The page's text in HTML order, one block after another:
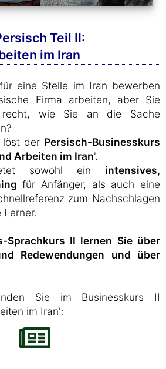
Teil II:
im Iran
eine Stelle im Iran bewerben
Firma arbeiten, aber Sie
wie Sie an die Sache
löst der Persisch-Businesskurs
Arbeiten im Iran'.
sowohl ein intensives,
für Anfänger, als auch eine
zum Nachschlagen
Sprachkurs II lernen Sie über
Redewendungen und über
Sie im Businesskurs II
im Iran':